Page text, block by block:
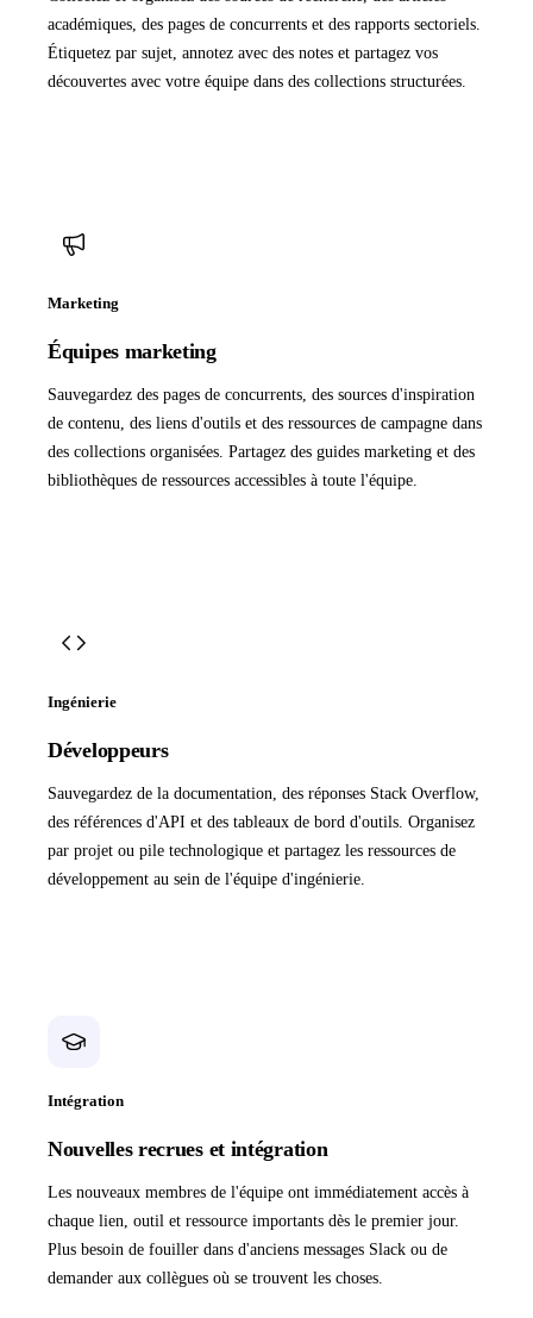
académiques, des pages de concurrents et des rapports sectoriels.
Étiquetez par sujet, annotez avec des notes et partagez vos
découvertes avec votre équipe dans des collections structurées.
Marketing
Équipes marketing
Sauvegardez des pages de concurrents, des sources d'inspiration
de contenu, des liens d'outils et des ressources de campagne dans
des collections organisées. Partagez des guides marketing et des
bibliothèques de ressources accessibles à toute l'équipe.
Ingénierie
Développeurs
Sauvegardez de la documentation, des réponses Stack Overflow,
des références d'API et des tableaux de bord d'outils. Organisez
par projet ou pile technologique et partagez les ressources de
développement au sein de l'équipe d'ingénierie.
Intégration
Nouvelles recrues et intégration
Les nouveaux membres de l'équipe ont immédiatement accès à
chaque lien, outil et ressource importants dès le premier jour.
Plus besoin de fouiller dans d'anciens messages Slack ou de
demander aux collègues où se trouvent les choses.